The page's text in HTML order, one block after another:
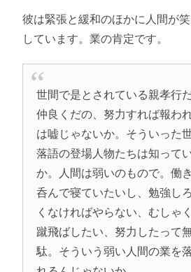
彼は緊張と緩和のほかに人間が
しています。業の肯定です。
世間で是とされている親孝行
仲良くだの、努力すれば報わ
は嘘じゃないか。そういった
落語の登場人物たちは知って
か。人間は弱いのもので。働
呑んで寝ていたいし、勉強し
くなければやらない、むしゃ
蹴飛ばしたい、努力したって
駄。そういう弱い人間の業を